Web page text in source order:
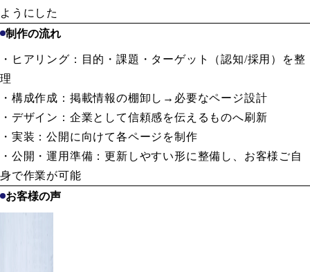
ようにした
制作の流れ
・ヒアリング：目的・課題・ターゲット（認知/採用）を整
理
・構成作成：掲載情報の棚卸し→必要なページ設計
・デザイン：企業として信頼感を伝えるものへ刷新
・実装：公開に向けて各ページを制作
・公開・運用準備：更新しやすい形に整備し、お客様ご自
身で作業が可能
お客様の声